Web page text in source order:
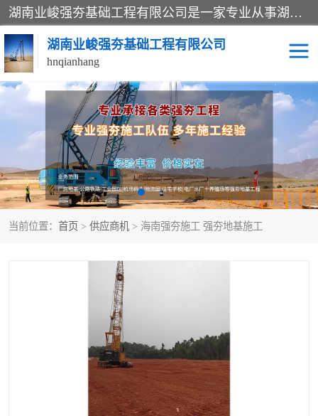
湖南业峻强夯基础工程有限公司是一家专业从事湖南强夯基础工程、强夯机租赁，地基处理的施工单位。业务覆盖：湖南、广东，江西等地。可承接1000KN.m-25000KN.m强夯（置换）工程。公司创始人是国内较早期从事强夯施工的建设者，经过多年的一步一个脚印的发展，在行业内具有较高的度和良好的口碑。
湖南业峻强夯基础工程有限公司
hnqianhang
当前位置： 首页 > 供应商机 > 海南强夯施工 强夯地基施工
强夯施工案例 强夯机租赁
强夯施工工程 强夯施工队伍
强夯队伍